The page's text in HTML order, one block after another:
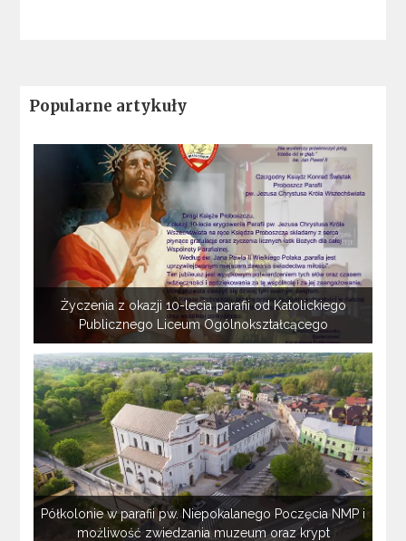
Popularne artykuły
Życzenia z okazji 10-lecia parafii od Katolickiego
Publicznego Liceum Ogólnokształcącego
Półkolonie w parafii pw. Niepokalanego Poczęcia NMP i
możliwość zwiedzania muzeum oraz krypt